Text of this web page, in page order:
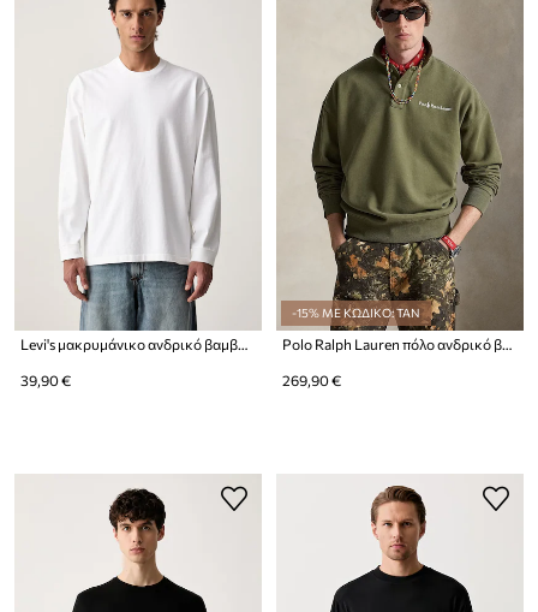
Levi's μακρυμάνικο ανδρικό βαμβακερό με ελαστάν LS WORKWEAR
39,90 €
-15% ΜΕ ΚΩΔΙΚΟ: TAN
Polo Ralph Lauren πόλο ανδρικό βαμβακερό
269,90 €